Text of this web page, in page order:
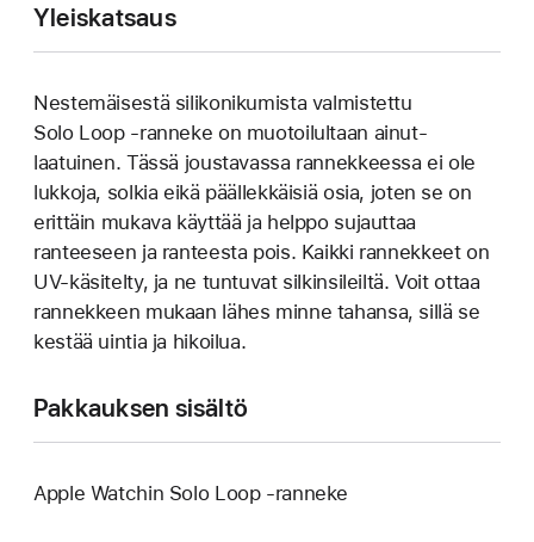
Yleiskatsaus
Nestemäisestä silikoni­kumista valmistettu
Solo Loop ‑ranneke on muotoilultaan ainut­
laatuinen. Tässä joustavassa rannek­keessa ei ole
lukkoja, solkia eikä päällek­käisiä osia, joten se on
erittäin mukava käyttää ja helppo sujauttaa
ranteeseen ja ranteesta pois. Kaikki rannekkeet on
UV-käsitelty, ja ne tuntuvat silkinsileiltä. Voit ottaa
rannekkeen mukaan lähes minne tahansa, sillä se
kestää uintia ja hikoilua.
Pakkauksen sisältö
Apple Watchin Solo Loop ‑ranneke